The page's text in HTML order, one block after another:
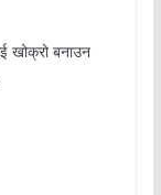
खोक्रो बनाउन